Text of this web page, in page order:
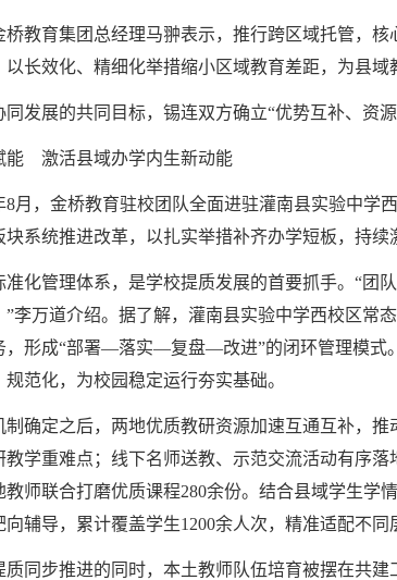
桥教育集团总经理马翀表示，推行跨区域托管，
以长效化、精细化举措缩小区域教育差距，为县域
同发展的共同目标，锡连双方确立“优势互补、资
能 激活县域办学内生新动能
8月，金桥教育驻校团队全面进驻灌南县实验中
块系统推进改革，以扎实举措补齐办学短板，持
准化管理体系，是学校提质发展的首要抓手。“团
”李万道介绍。据了解，灌南县实验中学西校区常
，形成“部署—落实—复盘—改进”的闭环管理模式
规范化，为校园稳定运行夯实基础。
制确定之后，两地优质教研资源加速互通互补，
教学重难点；线下名师送教、示范交流活动有序
教师联合打磨优质课程280余份。结合县域学生学
向辅导，累计覆盖学生1200余人次，精准适配不同
质同步推进的同时，本土教师队伍培育被摆在共